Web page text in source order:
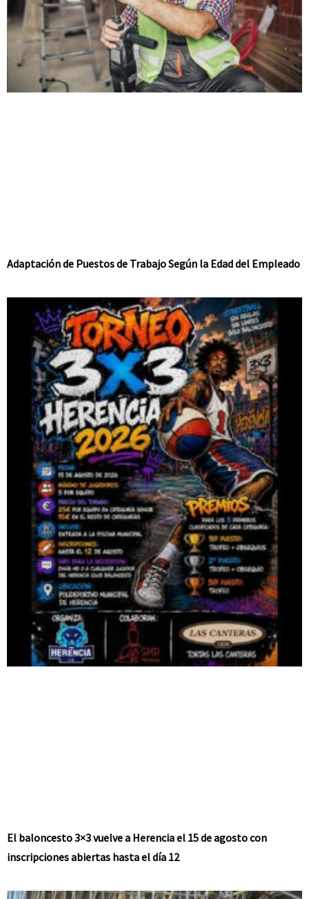
Adaptación de Puestos de Trabajo Según la Edad del Empleado
El baloncesto 3×3 vuelve a Herencia el 15 de agosto con
inscripciones abiertas hasta el día 12